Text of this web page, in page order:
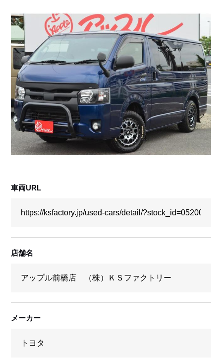
営業日
お問い合わせ
採用情報
店舗問い合わせ
車両URL
店舗名
メーカー